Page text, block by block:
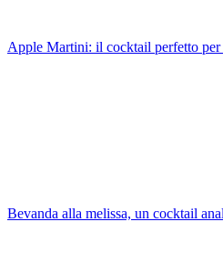
Apple Martini: il cocktail perfetto
Bevanda alla melissa, un cocktail